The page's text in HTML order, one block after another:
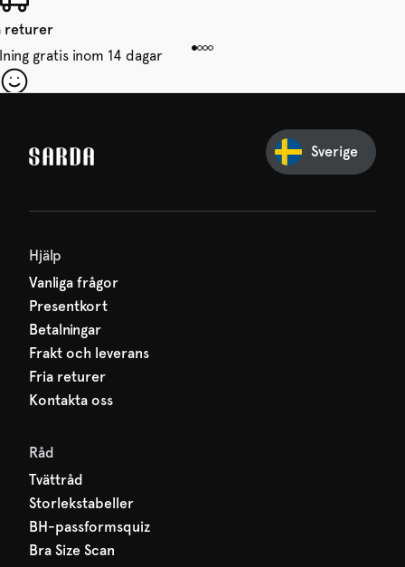
returer
gratis inom 14 dagar
redan på dig!
Sverige
Hjälp
Vanliga frågor
Presentkort
Betalningar
Frakt och leverans
Fria returer
Kontakta oss
Råd
Tvättråd
Storlekstabeller
BH-passformsquiz
Bra Size Scan